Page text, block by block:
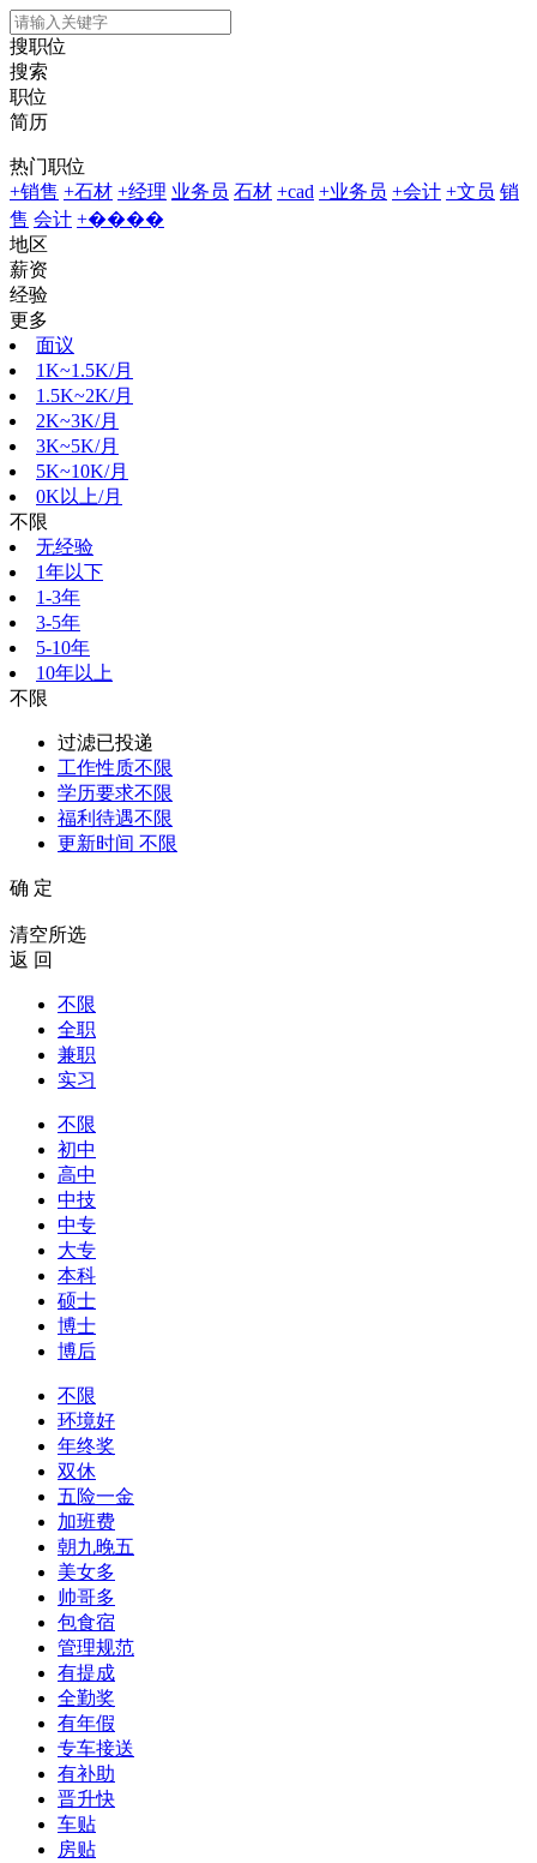
搜职位
搜索
职位
简历
热门职位
+销售 +石材 +经理 业务员 石材 +cad +业务员 +会计 +文员 销
售 会计 +����
地区
薪资
经验
更多
面议
1K~1.5K/月
1.5K~2K/月
2K~3K/月
3K~5K/月
5K~10K/月
0K以上/月
不限
无经验
1年以下
1-3年
3-5年
5-10年
10年以上
不限
过滤已投递
工作性质不限
学历要求不限
福利待遇不限
更新时间 不限
确 定
清空所选
返 回
不限
全职
兼职
实习
不限
初中
高中
中技
中专
大专
本科
硕士
博士
博后
不限
环境好
年终奖
双休
五险一金
加班费
朝九晚五
美女多
帅哥多
包食宿
管理规范
有提成
全勤奖
有年假
专车接送
有补助
晋升快
车贴
房贴